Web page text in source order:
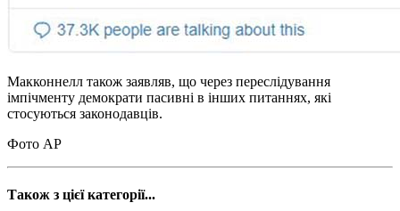
Макконнелл також заявляв, що через переслідування
імпічменту демократи пасивні в інших питаннях, які
стосуються законодавців.
Фото АР
Також з цієї категорії...